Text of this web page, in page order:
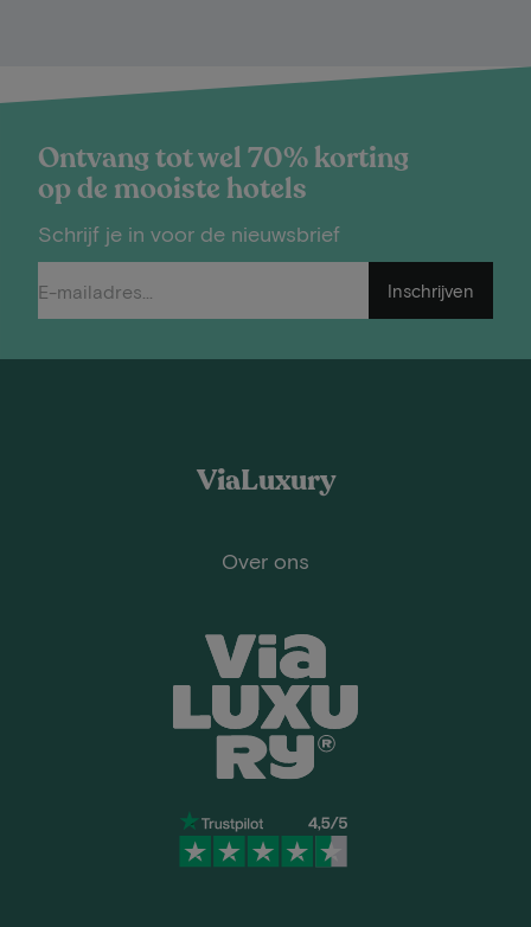
Ontvang tot wel 70% korting
op de mooiste hotels
Schrijf je in voor de nieuwsbrief
Inschrijven
ViaLuxury
Over ons